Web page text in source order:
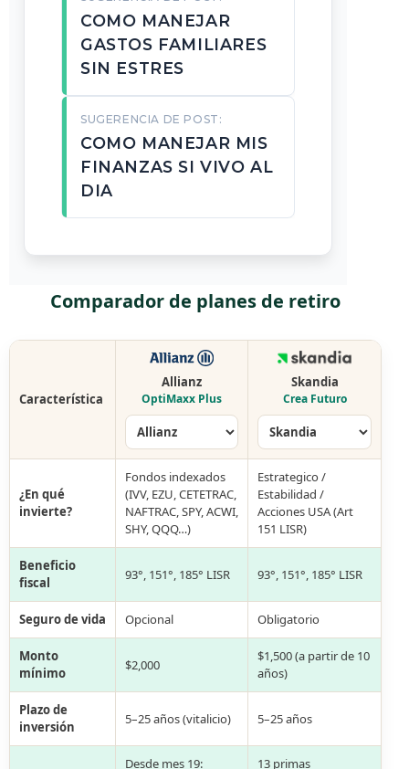
COMO MANEJAR
GASTOS FAMILIARES
SIN ESTRES
SUGERENCIA DE POST:
COMO MANEJAR MIS
FINANZAS SI VIVO AL
DIA
Comparador de planes de retiro
Característica
Allianz
OptiMaxx Plus
Skandia
Crea Futuro
¿En qué
invierte?
Fondos indexados
(IVV, EZU, CETETRAC,
NAFTRAC, SPY, ACWI,
SHY, QQQ…)
Estrategico /
Estabilidad /
Acciones USA (Art
151 LISR)
Beneficio
fiscal
93°, 151°, 185° LISR 93°, 151°, 185° LISR
Seguro de vida Opcional Obligatorio
Monto
mínimo
$2,000
$1,500 (a partir de 10
años)
Plazo de
inversión
5–25 años (vitalicio) 5–25 años
Desde mes 19:
13 primas